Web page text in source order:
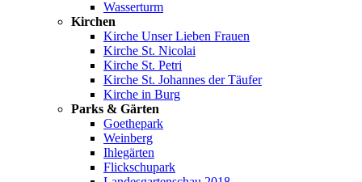
Wasserturm
Kirchen
Kirche Unser Lieben Frauen
Kirche St. Nicolai
Kirche St. Petri
Kirche St. Johannes der Täufer
Kirche in Burg
Parks & Gärten
Goethepark
Weinberg
Ihlegärten
Flickschupark